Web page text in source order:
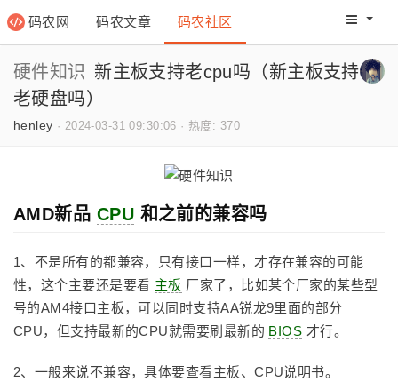
码农网 码农文章 码农社区 码农网
硬件知识 新主板支持老cpu吗（新主板支持
老硬盘吗）
henley · 2024-03-31 09:30:06 · 热度: 370
AMD新品 CPU 和之前的兼容吗
1、不是所有的都兼容，只有接口一样，才存在兼容的可能
性，这个主要还是要看 主板 厂家了，比如某个厂家的某些型
号的AM4接口主板，可以同时支持AA锐龙9里面的部分
CPU，但支持最新的CPU就需要刷最新的 BIOS 才行。
2、一般来说不兼容，具体要查看主板、CPU说明书。